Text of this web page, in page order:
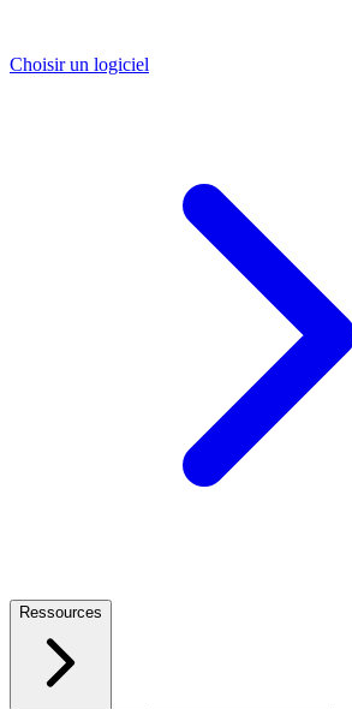
Choisir un logiciel
Ressources